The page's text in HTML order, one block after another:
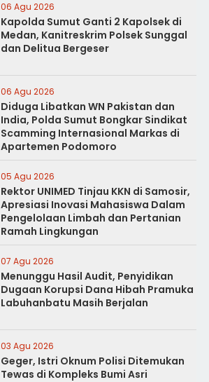
06 Agu 2026
Kapolda Sumut Ganti 2 Kapolsek di
Medan, Kanitreskrim Polsek Sunggal
dan Delitua Bergeser
06 Agu 2026
Diduga Libatkan WN Pakistan dan
India, Polda Sumut Bongkar Sindikat
Scamming Internasional Markas di
Apartemen Podomoro
05 Agu 2026
Rektor UNIMED Tinjau KKN di Samosir,
Apresiasi Inovasi Mahasiswa Dalam
Pengelolaan Limbah dan Pertanian
Ramah Lingkungan
07 Agu 2026
Menunggu Hasil Audit, Penyidikan
Dugaan Korupsi Dana Hibah Pramuka
Labuhanbatu Masih Berjalan
03 Agu 2026
Geger, Istri Oknum Polisi Ditemukan
Tewas di Kompleks Bumi Asri